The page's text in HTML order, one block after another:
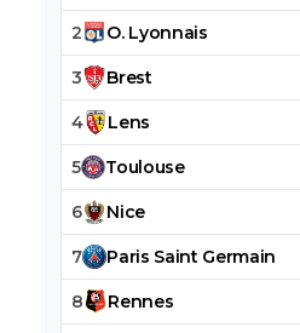
2 O. Lyonnais
3 Brest
4 Lens
5 Toulouse
6 Nice
7 Paris Saint Germain
8 Rennes